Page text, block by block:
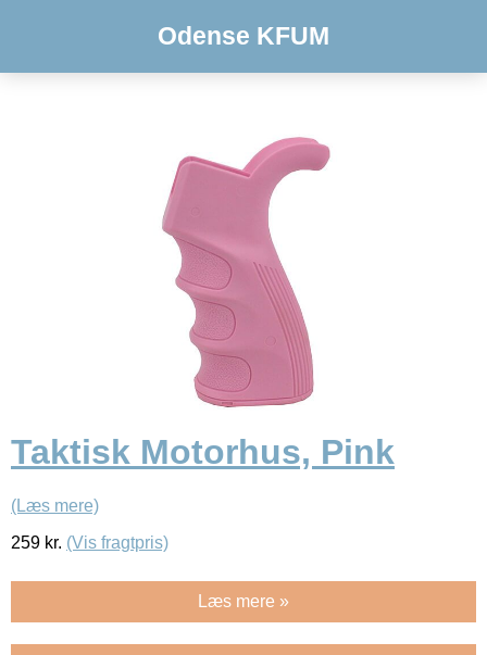
Odense KFUM
Taktisk Motorhus, Pink
(Læs mere)
259 kr. (Vis fragtpris)
Læs mere »